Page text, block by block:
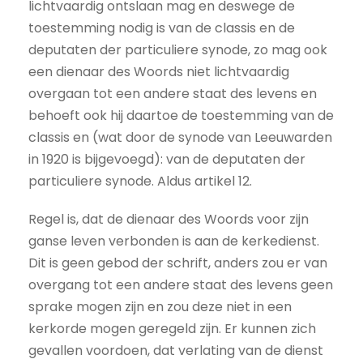
lichtvaardig ontslaan mag en deswege de
toestemming nodig is van de classis en de
deputaten der particuliere synode, zo mag ook
een dienaar des Woords niet lichtvaardig
overgaan tot een andere staat des levens en
behoeft ook hij daartoe de toestemming van de
classis en (wat door de synode van Leeuwarden
in 1920 is bijgevoegd): van de deputaten der
particuliere synode. Aldus artikel 12.
Regel is, dat de dienaar des Woords voor zijn
ganse leven verbonden is aan de kerkedienst.
Dit is geen gebod der schrift, anders zou er van
overgang tot een andere staat des levens geen
sprake mogen zijn en zou deze niet in een
kerkorde mogen geregeld zijn. Er kunnen zich
gevallen voordoen, dat verlating van de dienst